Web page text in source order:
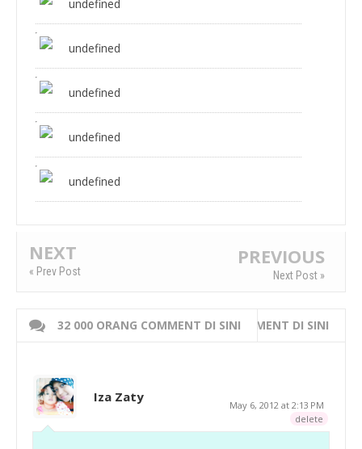
undefined
undefined
undefined
undefined
undefined
NEXT
« Prev Post
PREVIOUS
Next Post »
32 000 ORANG COMMENT DI SINI
WRITE 000 ORANG COMMENT DI SINI
Iza Zaty
May 6, 2012 at 2:13 PM
delete